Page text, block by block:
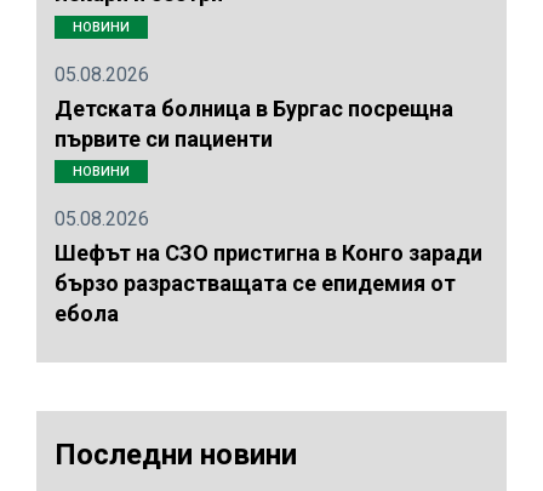
НОВИНИ
05.08.2026
Детската болница в Бургас посрещна
първите си пациенти
НОВИНИ
05.08.2026
Шефът на СЗО пристигна в Конго заради
бързо разрастващата се епидемия от
ебола
Последни новини